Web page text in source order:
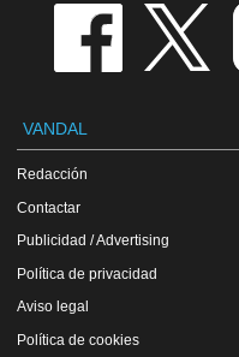
VANDAL
Redacción
Contactar
Publicidad / Advertising
Política de privacidad
Aviso legal
Política de cookies